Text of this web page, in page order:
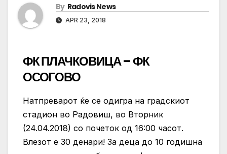
By Radovis News
APR 23, 2018
ФК ПЛАЧКОВИЦА – ФК
ОСОГОВО
Натпреварот ќе се одигра на градскиот
стадион во Радовиш, во Вторник
(24.04.2018) со почеток од 16:00 часот.
Влезот е 30 денари! За деца до 10 годишна